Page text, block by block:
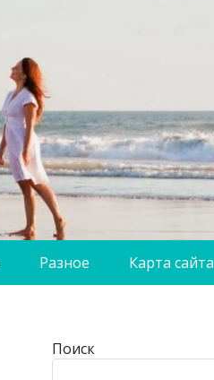
Разное Карта сайта
Поиск